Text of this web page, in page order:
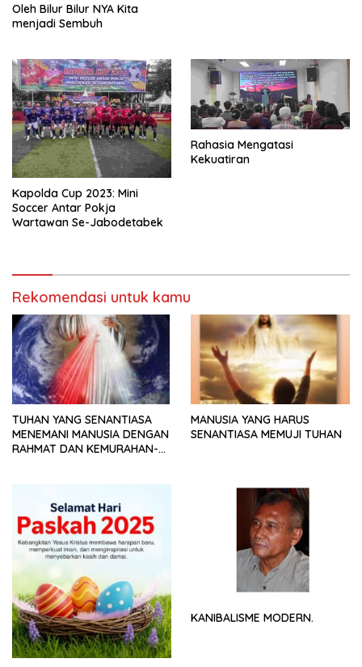
Oleh Bilur Bilur NYA Kita
menjadi Sembuh
Kapolda Cup 2023: Mini
Soccer Antar Pokja
Wartawan Se-Jabodetabek
Rahasia Mengatasi
Kekuatiran
Rekomendasi untuk kamu
TUHAN YANG SENANTIASA
MENEMANI MANUSIA DENGAN
RAHMAT DAN KEMURAHAN-
MANUSIA YANG HARUS
SENANTIASA MEMUJI TUHAN
KANIBALISME MODERN.